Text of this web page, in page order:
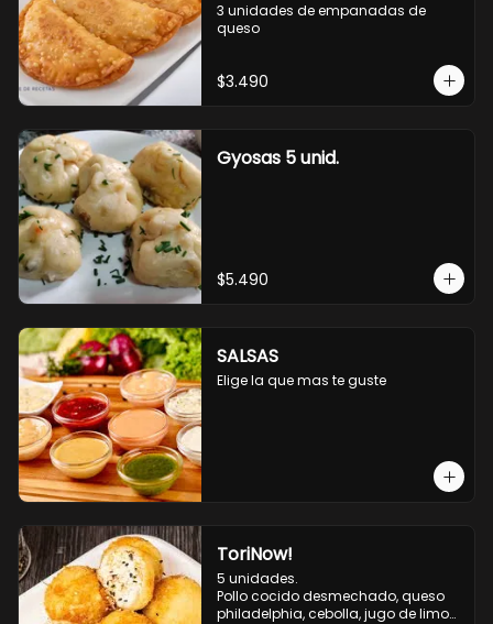
3 unidades de empanadas de
queso
$3.490
Gyosas 5 unid.
$5.490
SALSAS
Elige la que mas te guste
ToriNow!
5 unidades.
Pollo cocido desmechado, queso
philadelphia, cebolla, jugo de limon,